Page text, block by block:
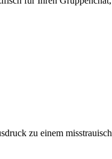
zu einem